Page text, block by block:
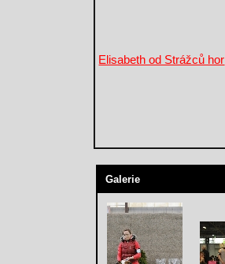
Elisabeth od Strážců hor
Galerie